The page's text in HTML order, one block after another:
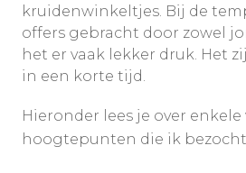
kruidenwinkeltjes. Bij de
offers gebracht door zowel
het er vaak lekker druk. Het
in een korte tijd.
Hieronder lees je over enkele
hoogtepunten die ik